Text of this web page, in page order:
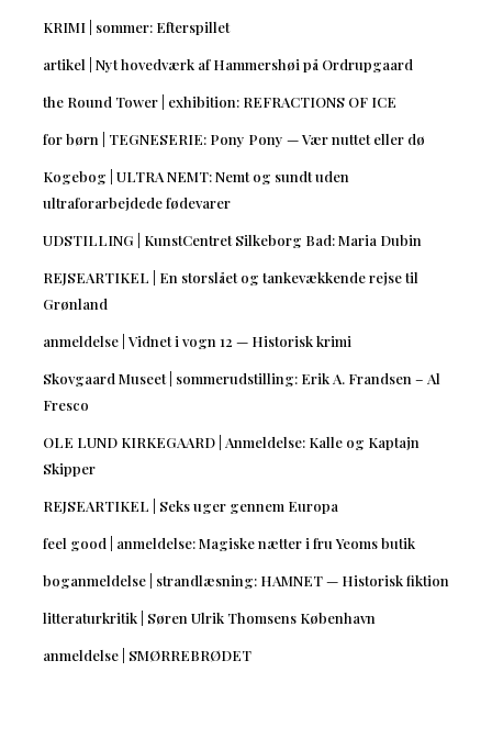
KRIMI | sommer: Efterspillet
artikel | Nyt hovedværk af Hammershøi på Ordrupgaard
the Round Tower | exhibition: REFRACTIONS OF ICE
for børn | TEGNESERIE: Pony Pony — Vær nuttet eller dø
Kogebog | ULTRA NEMT: Nemt og sundt uden
ultraforarbejdede fødevarer
UDSTILLING | KunstCentret Silkeborg Bad: Maria Dubin
REJSEARTIKEL | En storslået og tankevækkende rejse til
Grønland
anmeldelse | Vidnet i vogn 12 — Historisk krimi
Skovgaard Museet | sommerudstilling: Erik A. Frandsen – Al
Fresco
OLE LUND KIRKEGAARD | Anmeldelse: Kalle og Kaptajn
Skipper
REJSEARTIKEL | Seks uger gennem Europa
feel good | anmeldelse: Magiske nætter i fru Yeoms butik
boganmeldelse | strandlæsning: HAMNET — Historisk fiktion
litteraturkritik | Søren Ulrik Thomsens København
anmeldelse | SMØRREBRØDET